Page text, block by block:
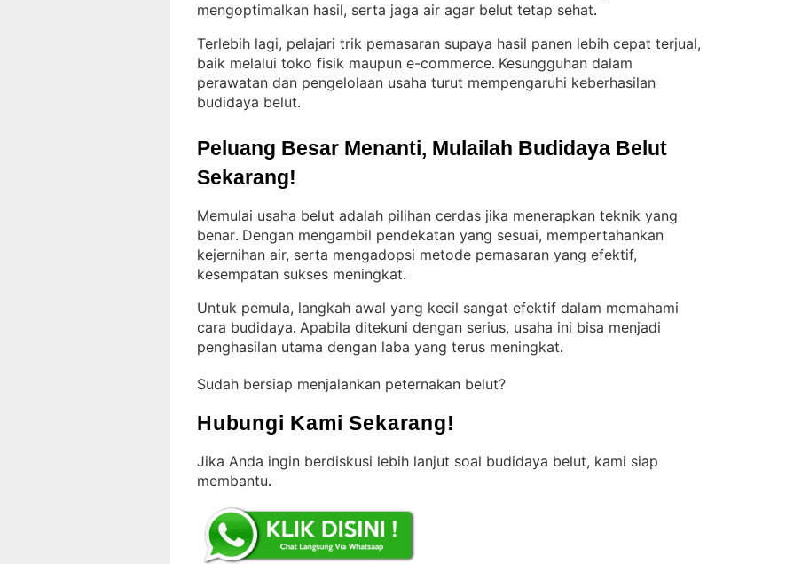
mengoptimalkan hasil, serta jaga air agar belut tetap sehat.
Terlebih lagi, pelajari trik pemasaran supaya hasil panen lebih cepat terjual,
baik melalui toko fisik maupun e-commerce. Kesungguhan dalam
perawatan dan pengelolaan usaha turut mempengaruhi keberhasilan
budidaya belut.
Peluang Besar Menanti, Mulailah Budidaya Belut
Sekarang!
Memulai usaha belut adalah pilihan cerdas jika menerapkan teknik yang
benar. Dengan mengambil pendekatan yang sesuai, mempertahankan
kejernihan air, serta mengadopsi metode pemasaran yang efektif,
kesempatan sukses meningkat.
Untuk pemula, langkah awal yang kecil sangat efektif dalam memahami
cara budidaya. Apabila ditekuni dengan serius, usaha ini bisa menjadi
penghasilan utama dengan laba yang terus meningkat.
Sudah bersiap menjalankan peternakan belut?
Hubungi Kami Sekarang!
Jika Anda ingin berdiskusi lebih lanjut soal budidaya belut, kami siap
membantu.